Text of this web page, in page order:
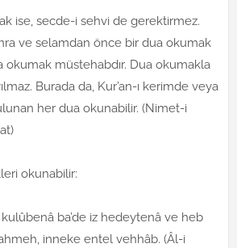
ise, secde-i sehvi de gerektirmez.
ve selamdan önce bir dua okumak
okumak müstehabdır. Dua okumakla
Burada da, Kur’an-ı kerimde veya
her dua okunabilir. (Nimet-i
okunabilir:
ba’de iz hedeytenâ ve heb
inneke entel vehhâb. (Âl-i